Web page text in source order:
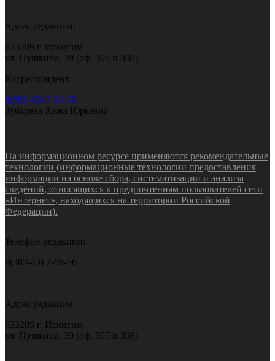
Адрес редакции:
633209 г. Искитим
ул. Пушкина, 39 (оф. 305 и 308)
Корреспондент:
8(383-43) 7-90-60
Зубарева Анна Юрьевна
На информационном ресурсе применяются рекомендательные
технологии (информационные технологии предоставления
информации на основе сбора, систематизации и анализа
сведений, относящихся к предпочтениям пользователей сети
«Интернет», находящихся на территории Российской
Федерации).
Телефон редакции:
8(383-43) 2-06-56
Адрес редакции:
633209 г. Искитим
ул. Пушкина, 39 (оф. 305 и 308)